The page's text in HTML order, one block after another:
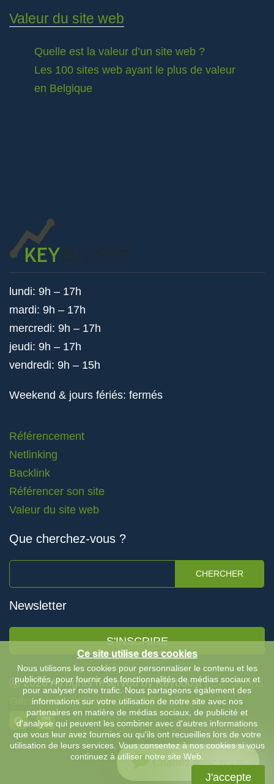
Valeur du site web
Quelle est la valeur d’un site web ?
Les 100 sites web ayant le plus de valeur
en Belgique
lundi: 9h – 17h
mardi: 9h – 17h
mercredi: 9h – 17h
jeudi: 9h – 17h
vendredi: 9h – 15h
Weekend & jours fériés: fermés
Référencement
Netlinking
Backlink
Référencer son site
Valeur du site web
Que cherchez-vous ?
CHERCHER
Newsletter
S'INSCRIRE
Ⓒ 2026 All rights reserved by Keyboost |Conditions
Générales-Politique de Confidentialité
Chattez avec nous
Ce site utilise des cookies
Nous utilisons les cookies pour personnaliser le contenu et les
publicités, pour fournir des fonctionnalités de médias sociaux et
pour analyser notre trafic. Nous partageons également des
informations sur votre utilisation de notre site avec nos
partenaires en matière de médias sociaux, de publicité et
d'analyse qui peuvent les combiner avec d'autres informations
que vous leur avez fournies ou qu'ils ont recueillies lors de votre
utilisation de leurs services. Vous consentez à nos cookies si vous
continuez à utiliser notre site Web.
J'accepte